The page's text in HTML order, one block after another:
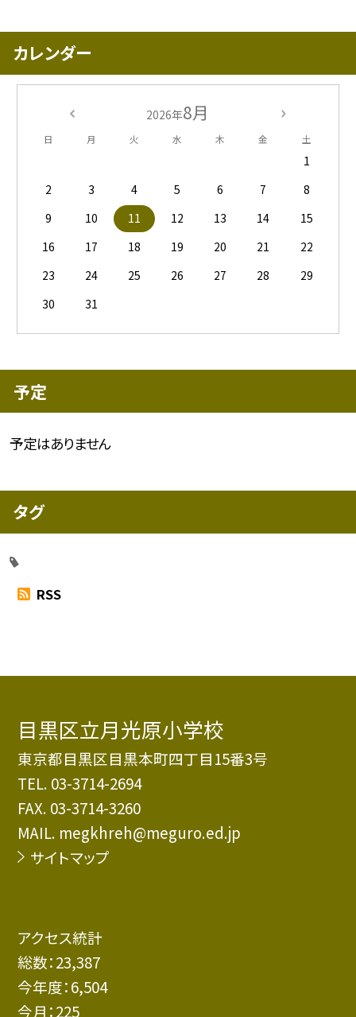
カレンダー
2026年8月
日 月 火 水 木 金 土
1
2
3 4 5 6 7
8
9
10 11 12 13 14
15
16
17 18 19 20 21
22
23
24 25 26 27 28
29
30
31
予定
予定はありません
タグ
RSS
目黒区立月光原小学校
東京都目黒区目黒本町四丁目15番3号
TEL. 03-3714-2694
FAX. 03-3714-3260
MAIL. megkhreh@meguro.ed.jp
サイトマップ
アクセス統計
総数：23,387
今年度：6,504
今月：225